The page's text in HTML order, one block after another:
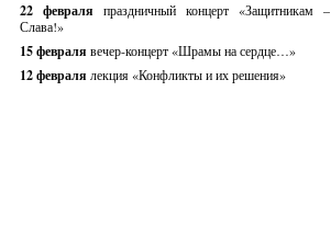
22 февраля праздничный концерт «Защитникам –
Слава!»
15 февраля вечер-концерт «Шрамы на сердце…»
12 февраля лекция «Конфликты и их решения»